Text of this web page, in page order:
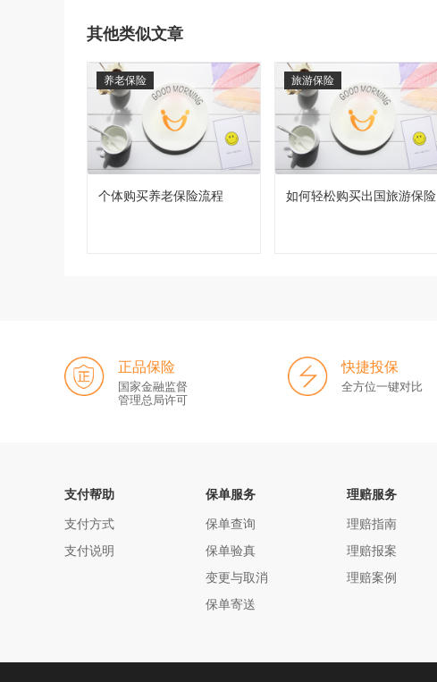
其他类似文章
个体购买养老保险流程
养老保险
如何轻松购买出国旅游保险
旅游保险
正品保险
国家金融监督
管理总局许可
快捷投保
全方位一键对比
支付帮助
支付方式
支付说明
保单服务
保单查询
保单验真
变更与取消
保单寄送
理赔服务
理赔指南
理赔报案
理赔案例